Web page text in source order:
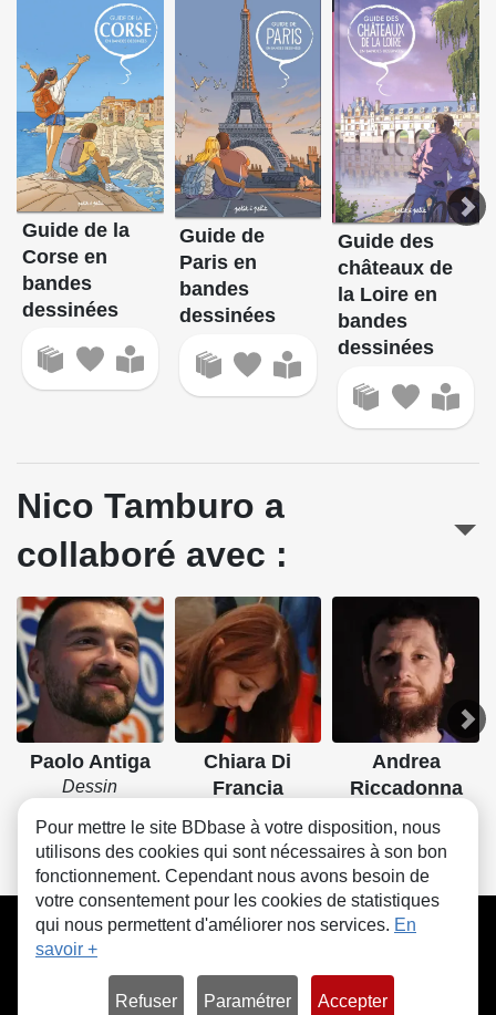
Guide de la
Corse en
bandes
dessinées
Guide de
Paris en
bandes
dessinées
Guide des
châteaux de
la Loire en
bandes
dessinées
Nico Tamburo a
collaboré avec :
Paolo Antiga
Dessin
Chiara Di
Francia
Andrea
Riccadonna
CGU FAQ Contact Cookies
Pour mettre le site BDbase à votre disposition, nous
utilisons des cookies qui sont nécessaires à son bon
fonctionnement. Cependant nous avons besoin de
votre consentement pour les cookies de statistiques
qui nous permettent d'améliorer nos services. En
savoir +
Refuser Paramétrer Accepter